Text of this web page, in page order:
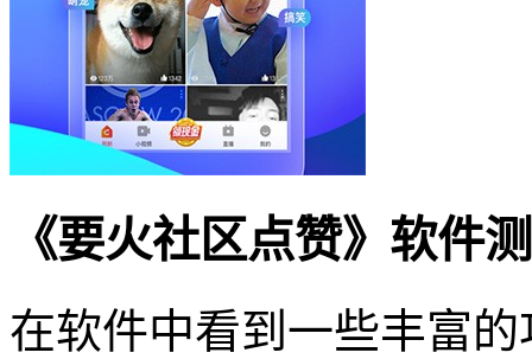
《要火社区点赞》软件
在软件中看到一些丰富